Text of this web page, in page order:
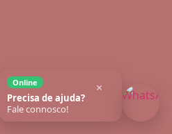
Online
Precisa de ajuda?
Fale connosco!
×